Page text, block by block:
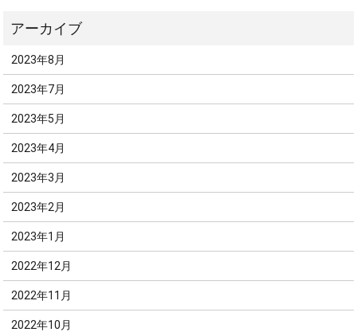
2023年8月
2023年7月
2023年5月
2023年4月
2023年3月
2023年2月
2023年1月
2022年12月
2022年11月
2022年10月